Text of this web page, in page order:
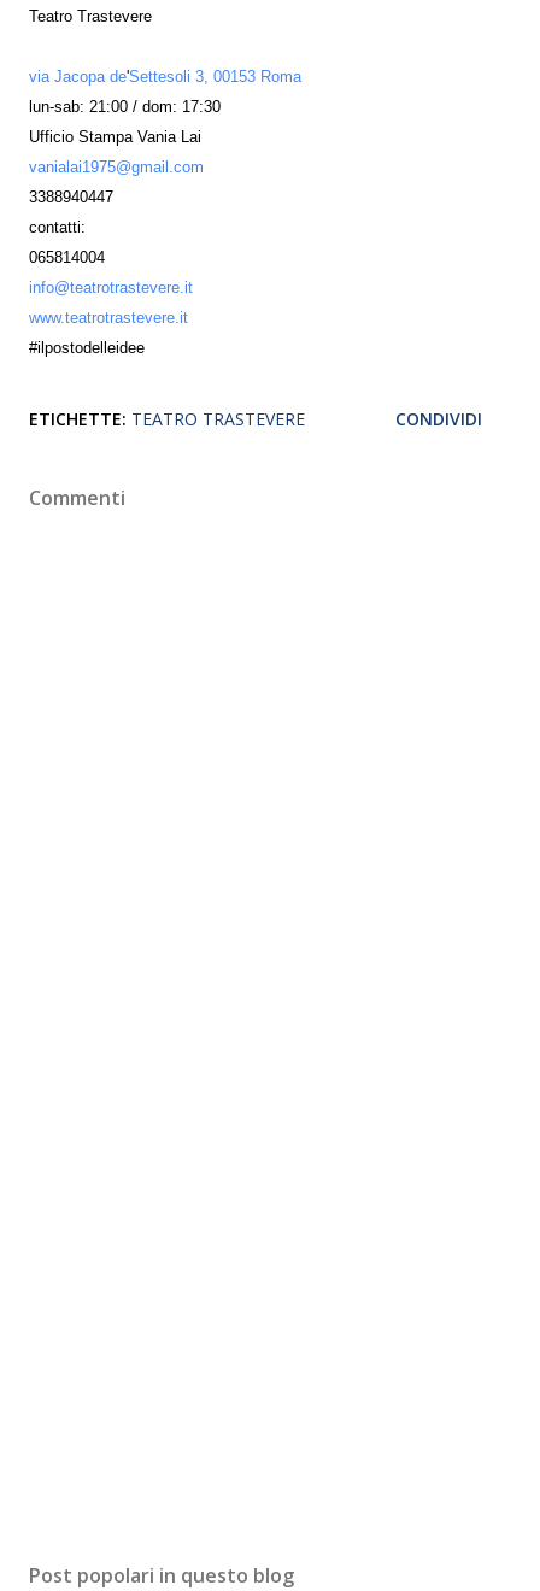
Teatro Trastevere
via Jacopa de'Settesoli 3, 00153 Roma
lun-sab: 21:00 / dom: 17:30
Ufficio Stampa Vania Lai
vanialai1975@gmail.com
3388940447
contatti:
065814004
info@teatrotrastevere.it
www.teatrotrastevere.it
#ilpostodelleidee
ETICHETTE: TEATRO TRASTEVERE CONDIVIDI
Commenti
Post popolari in questo blog